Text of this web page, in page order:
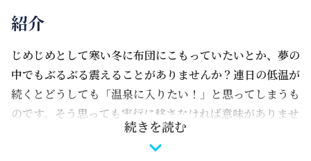
紹介
じめじめとして寒い冬に布団にこもっていたいとか、夢の
中でもぶるぶる震えることがありませんか？連日の低温が
続くとどうしても「温泉に入りたい！」と思ってしまうも
のです。そう思っても実行に移さなければ意味がありませ
ん。体を奮い起こして外に出て、北海岸の温泉に行きま
しょう！湯気が舞う温泉に浸かっていると全身を温め、血
続きを読む